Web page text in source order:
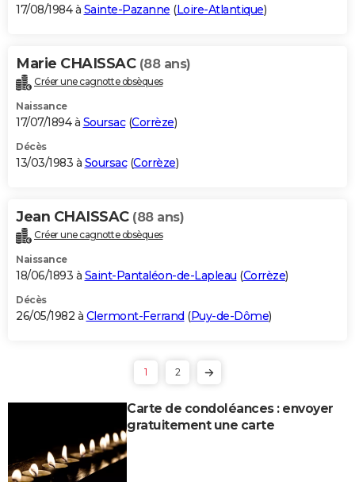
17/08/1984 à Sainte-Pazanne (Loire-Atlantique)
Marie CHAISSAC (88 ans)
Créer une cagnotte obsèques
Naissance
17/07/1894 à Soursac(Corrèze)
Décès
13/03/1983 à Soursac(Corrèze)
Jean CHAISSAC (88 ans)
Créer une cagnotte obsèques
Naissance
18/06/1893 à Saint-Pantaléon-de-Lapleau (Corrèze)
Décès
26/05/1982 à Clermont-Ferrand (Puy-de-Dôme)
1 2
Carte de condoléances : envoyer
gratuitement une carte